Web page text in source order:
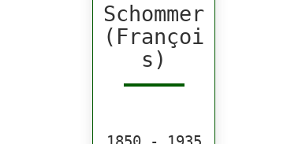
Schommer
(Françoi
s)